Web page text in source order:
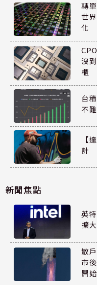
轉
世
化
沒
櫃
台
不
【
計
新聞焦點
英
擴
散
市
開